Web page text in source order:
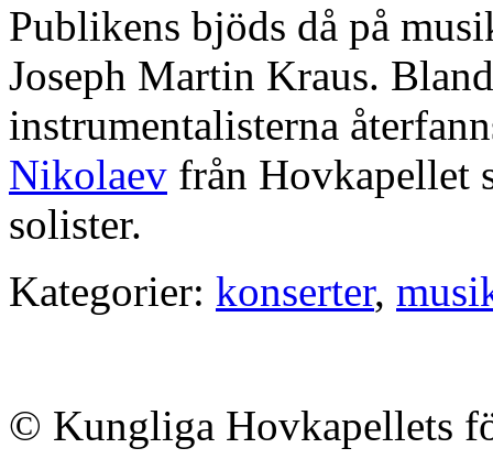
Publikens bjöds då på
Joseph Martin Kraus.
instrumentalisterna
Nikolaev från Hovkapellet
solister.
Kategorier: konserter,
© Kungliga Hovkapellets